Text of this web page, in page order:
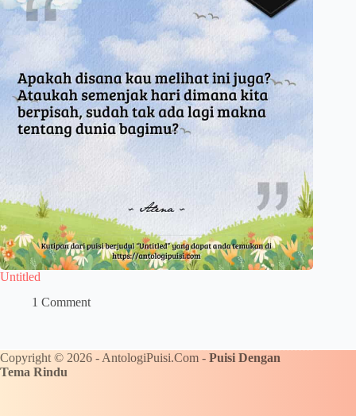
Untitled
1 Comment
Copyright © 2026 - AntologiPuisi.Com - Puisi Dengan
Tema Rindu